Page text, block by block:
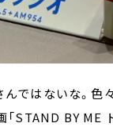
ではないな。色
「STAND BY ME